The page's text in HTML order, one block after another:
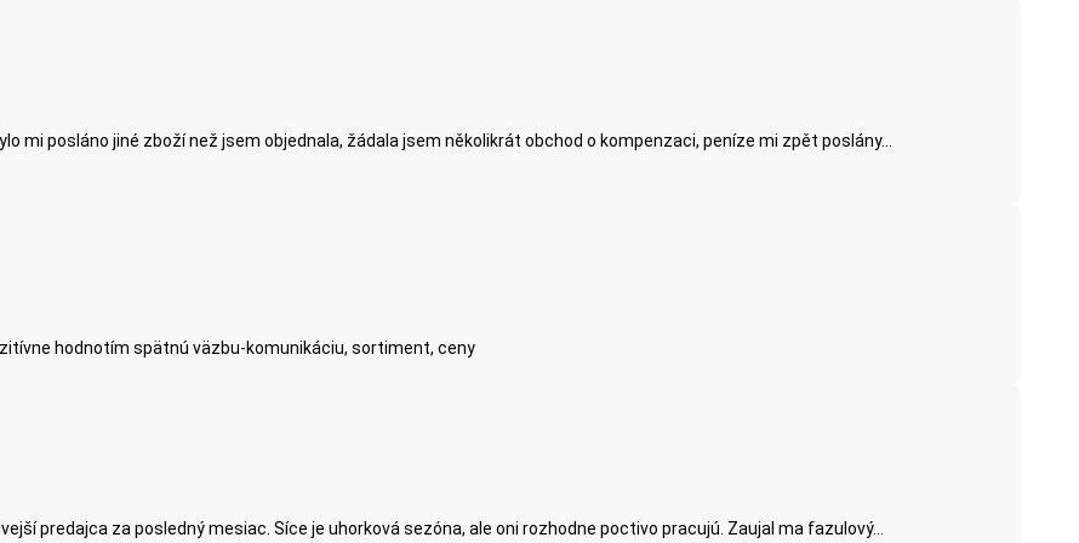
mi posláno jiné zboží než jsem objednala, žádala jsem několikrát obchod o kompenzaci, peníze mi zpět poslány...
hodnotím spätnú väzbu-komunikáciu, sortiment, ceny
predajca za posledný mesiac. Síce je uhorková sezóna, ale oni rozhodne poctivo pracujú. Zaujal ma fazulový...